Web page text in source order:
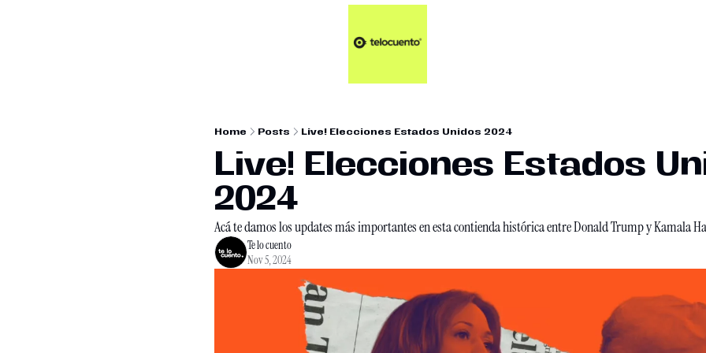
Home Posts Live! Elecciones Estados Unidos 2024
Live! Elecciones Estados
2024
Acá te damos los updates más importantes en esta contienda histórica entre Donald Trump y Kamala
Te lo cuento
Nov 5, 2024